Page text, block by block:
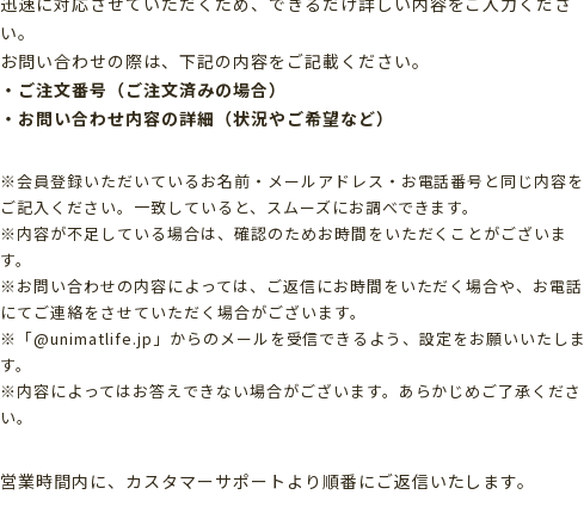
い。
お問い合わせの際は、下記の内容をご記載ください。
・ご注文番号（ご注文済みの場合）
・お問い合わせ内容の詳細（状況やご希望など）
※会員登録いただいているお名前・メールアドレス・お電話番号と同じ内容を
ご記入ください。一致していると、スムーズにお調べできます。
※内容が不足している場合は、確認のためお時間をいただくことがございま
す。
※お問い合わせの内容によっては、ご返信にお時間をいただく場合や、お電話
にてご連絡をさせていただく場合がございます。
※「@unimatlife.jp」からのメールを受信できるよう、設定をお願いいたしま
す。
※内容によってはお答えできない場合がございます。あらかじめご了承くださ
い。
営業時間内に、カスタマーサポートより順番にご返信いたします。